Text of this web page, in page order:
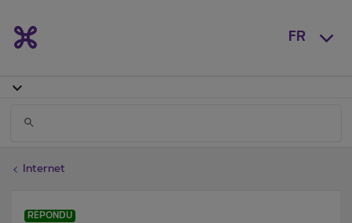
FR
Internet
RÉPONDU